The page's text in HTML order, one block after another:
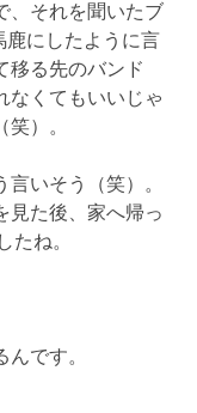
、それを聞いたブ
鹿にしたように言
移る先のバンド
なくてもいいじゃ
）。
言いそう（笑）。
見た後、家へ帰っ
たね。
です。